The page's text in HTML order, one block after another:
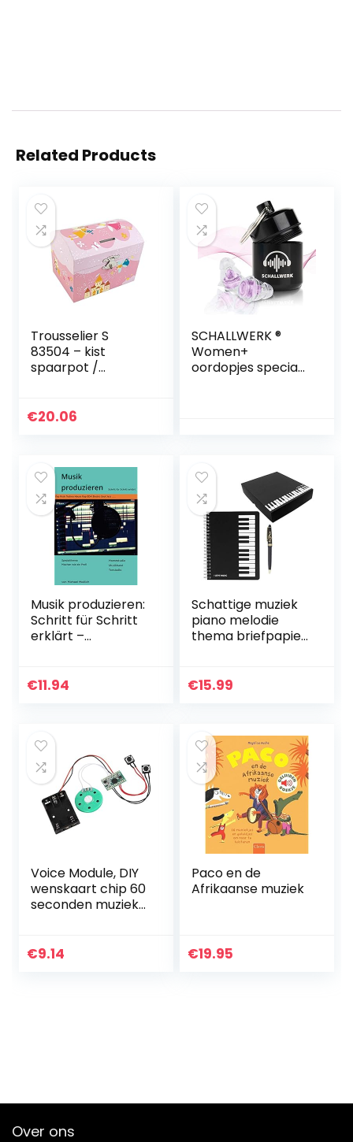
Related Products
Trousselier S
83504 – kist
spaarpot /
(muziekdoos,
(sieradendoos,
sieradendoosje) –
het ideale
geschenk
€20.06
SCHALLWERK ®
Women+
oordopjes speciaal
Musik produzieren:
Schritt für Schritt
erklärt –
Profi – Homestudio
€11.94
Schattige muziek
piano melodie
thema briefpapier
piano muzieknoten
€15.99
Voice Module, DIY
wenskaart chip 60
seconden muziek
bord module voor
€9.14
Paco en de
Afrikaanse muziek
€19.95
Over ons